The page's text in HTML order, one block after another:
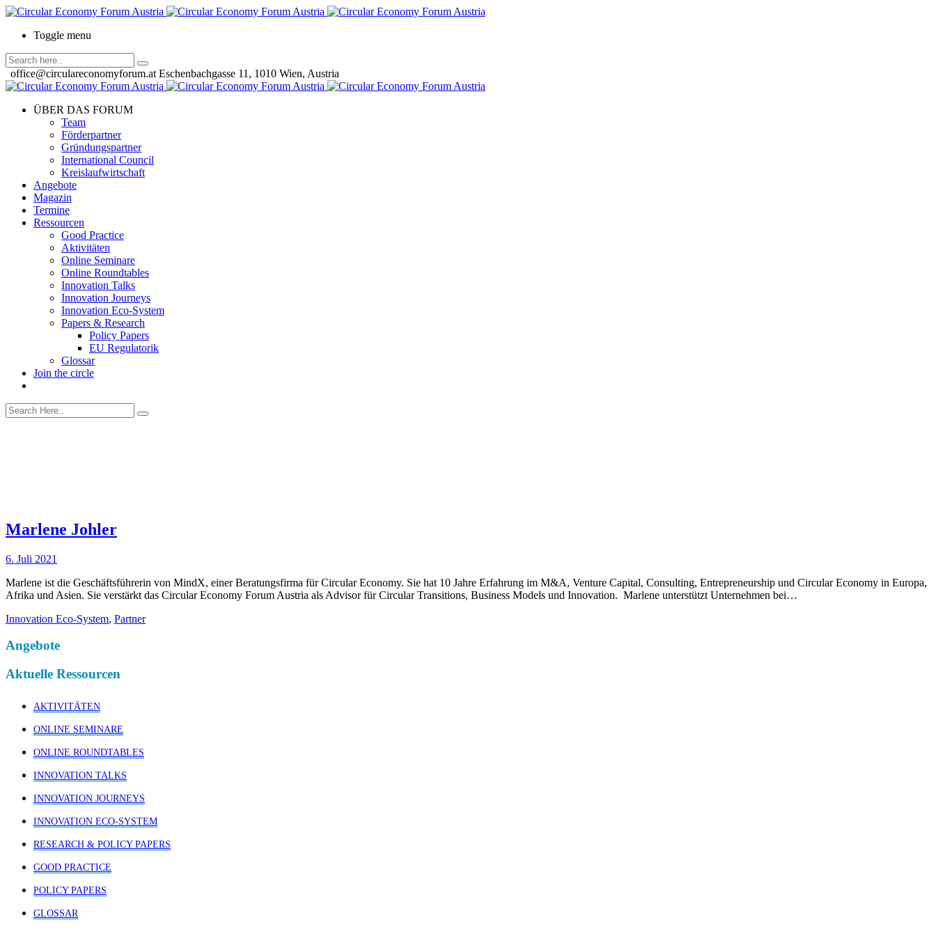
Toggle menu
office@circulareconomyforum.at Eschenbachgasse 11, 1010 Wien, Austria
ÜBER DAS FORUM
Team
Förderpartner
Gründungspartner
International Council
Kreislaufwirtschaft
Angebote
Magazin
Termine
Ressourcen
Good Practice
Aktivitäten
Online Seminare
Online Roundtables
Innovation Talks
Innovation Journeys
Innovation Eco-System
Papers & Research
Policy Papers
EU Regulatorik
Glossar
Join the circle
Marlene Johler
6. Juli 2021
Marlene ist die Geschäftsführerin von MindX, einer Beratungsfirma für Circular Economy. Sie hat 10 Jahre Erfahrung im M&A, Venture Capital, Consulting, Entrepreneurship und Circular Economy in Europa,
Afrika und Asien. Sie verstärkt das Circular Economy Forum Austria als Advisor für Circular Transitions, Business Models und Innovation. Marlene unterstützt Unternehmen bei…
Innovation Eco-System, Partner
Angebote
Aktuelle Ressourcen
AKTIVITÄTEN
ONLINE SEMINARE
ONLINE ROUNDTABLES
INNOVATION TALKS
INNOVATION JOURNEYS
INNOVATION ECO-SYSTEM
RESEARCH & POLICY PAPERS
GOOD PRACTICE
POLICY PAPERS
GLOSSAR